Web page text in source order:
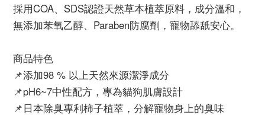
採用COA、SDS認證天然草本植萃原料，成分溫和，
無添加苯氧乙醇、Paraben防腐劑，寵物舔舐安心。
商品特色
📌添加98 % 以上天然來源潔淨成分
📌pH6~7中性配方，專為貓狗肌膚設計
📌日本除臭專利柿子植萃，分解寵物身上的臭味